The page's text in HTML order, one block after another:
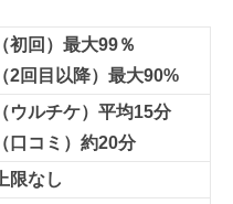
（初回）最大99％
（2回目以降）最大90%
（ウルチケ）平均15分
（口コミ）約20分
上限なし